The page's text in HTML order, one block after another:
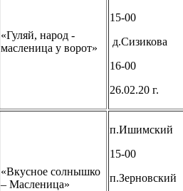
«Гуляй, народ -
масленица у ворот»
15-00
д.Сизикова
16-00
26.02.20 г.
«Вкусное солнышко
– Масленица»
п.Ишимский
15-00
п.Зерновский